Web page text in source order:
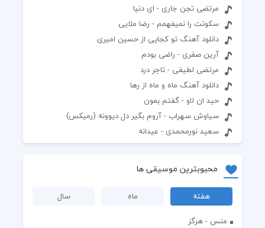
مرتضی تجن جاری - ای دنیا
سکوتت را نمیفهمم - رضا ملایی
دانلود آهنگ تو کجایی از حسین امیری
آرین صفری - راضی بودم
مرتضی لطیفی - تاجر درد
دانلود آهنگ ماه و ماه از رها
حید ان لاو - گفتم بمون
سیاوش سهراب - آروم بگیر دل دیوونه (رمیکس)
سعید نورمحمدی - عیدانه
محبوبترین موسیقی ها
هفته ماه
سال
منس - هرگز